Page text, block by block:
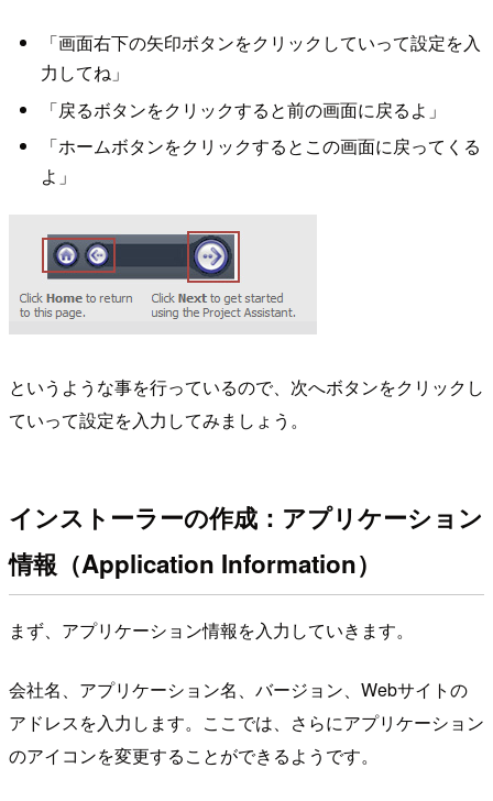
「画面右下の矢印ボタンをクリックしていって設定を入
力してね」
「戻るボタンをクリックすると前の画面に戻るよ」
「ホームボタンをクリックするとこの画面に戻ってくる
よ」
というような事を行っているので、次へボタンをクリックし
ていって設定を入力してみましょう。
インストーラーの作成：アプリケーション
情報（Application Information）
まず、アプリケーション情報を入力していきます。
会社名、アプリケーション名、バージョン、Webサイトの
アドレスを入力します。ここでは、さらにアプリケーション
のアイコンを変更することができるようです。